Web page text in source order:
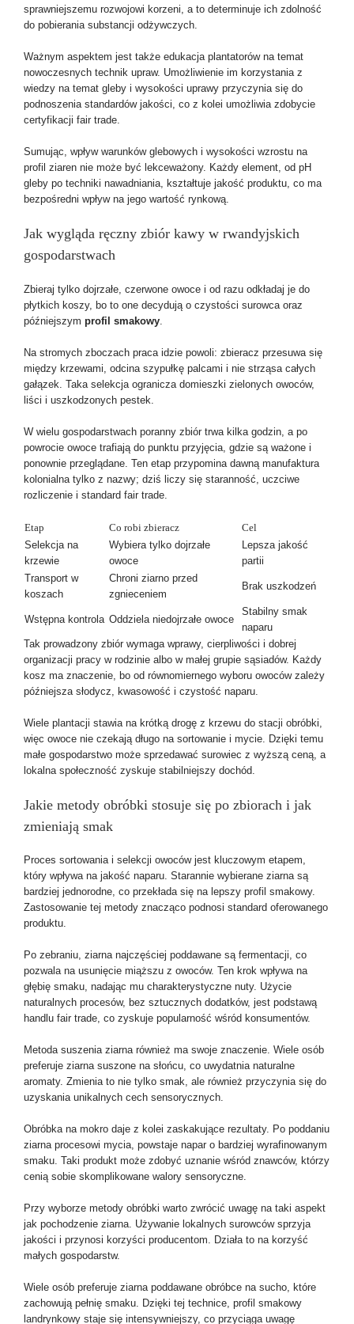
sprawniejszemu rozwojowi korzeni, a to determinuje ich zdolność
do pobierania substancji odżywczych.
Ważnym aspektem jest także edukacja plantatorów na temat
nowoczesnych technik upraw. Umożliwienie im korzystania z
wiedzy na temat gleby i wysokości uprawy przyczynia się do
podnoszenia standardów jakości, co z kolei umożliwia zdobycie
certyfikacji fair trade.
Sumując, wpływ warunków glebowych i wysokości wzrostu na
profil ziaren nie może być lekceważony. Każdy element, od pH
gleby po techniki nawadniania, kształtuje jakość produktu, co ma
bezpośredni wpływ na jego wartość rynkową.
Jak wygląda ręczny zbiór kawy w rwandyjskich
gospodarstwach
Zbieraj tylko dojrzałe, czerwone owoce i od razu odkładaj je do
płytkich koszy, bo to one decydują o czystości surowca oraz
późniejszym profil smakowy
Na stromych zboczach praca idzie powoli: zbieracz przesuwa się
między krzewami, odcina szypułkę palcami i nie strząsa całych
gałązek. Taka selekcja ogranicza domieszki zielonych owoców,
liści i uszkodzonych pestek.
W wielu gospodarstwach poranny zbiór trwa kilka godzin, a po
powrocie owoce trafiają do punktu przyjęcia, gdzie są ważone i
ponownie przeglądane. Ten etap przypomina dawną manufaktura
kolonialna tylko z nazwy; dziś liczy się staranność, uczciwe
rozliczenie i standard fair trade.
Etap Co robi zbieracz
Cel
Selekcja na
krzewie
Wybiera tylko dojrzałe
owoce
Lepsza jakość
partii
Transport w
koszach
Chroni ziarno przed
zgnieceniem
Brak uszkodzeń
Wstępna kontrola Oddziela niedojrzałe owoce
Stabilny smak
naparu
Tak prowadzony zbiór wymaga wprawy, cierpliwości i dobrej
organizacji pracy w rodzinie albo w małej grupie sąsiadów. Każdy
kosz ma znaczenie, bo od równomiernego wyboru owoców zależy
późniejsza słodycz, kwasowość i czystość naparu.
Wiele plantacji stawia na krótką drogę z krzewu do stacji obróbki,
więc owoce nie czekają długo na sortowanie i mycie. Dzięki temu
małe gospodarstwo może sprzedawać surowiec z wyższą ceną, a
lokalna społeczność zyskuje stabilniejszy dochód.
Jakie metody obróbki stosuje się po zbiorach i jak
zmieniają smak
Proces sortowania i selekcji owoców jest kluczowym etapem,
który wpływa na jakość naparu. Starannie wybierane ziarna są
bardziej jednorodne, co przekłada się na lepszy profil smakowy.
Zastosowanie tej metody znacząco podnosi standard oferowanego
produktu.
Po zebraniu, ziarna najczęściej poddawane są fermentacji, co
pozwala na usunięcie miąższu z owoców. Ten krok wpływa na
głębię smaku, nadając mu charakterystyczne nuty. Użycie
naturalnych procesów, bez sztucznych dodatków, jest podstawą
handlu fair trade, co zyskuje popularność wśród konsumentów.
Metoda suszenia ziarna również ma swoje znaczenie. Wiele osób
preferuje ziarna suszone na słońcu, co uwydatnia naturalne
aromaty. Zmienia to nie tylko smak, ale również przyczynia się do
uzyskania unikalnych cech sensorycznych.
Obróbka na mokro daje z kolei zaskakujące rezultaty. Po poddaniu
ziarna procesowi mycia, powstaje napar o bardziej wyrafinowanym
smaku. Taki produkt może zdobyć uznanie wśród znawców, którzy
cenią sobie skomplikowane walory sensoryczne.
Przy wyborze metody obróbki warto zwrócić uwagę na taki aspekt
jak pochodzenie ziarna. Używanie lokalnych surowców sprzyja
jakości i przynosi korzyści producentom. Działa to na korzyść
małych gospodarstw.
Wiele osób preferuje ziarna poddawane obróbce na sucho, które
zachowują pełnię smaku. Dzięki tej technice, profil smakowy
landrynkowy staje się intensywniejszy, co przyciąga uwagę